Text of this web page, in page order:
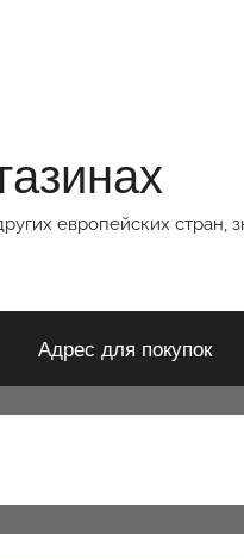
европейских
Адрес для покупок